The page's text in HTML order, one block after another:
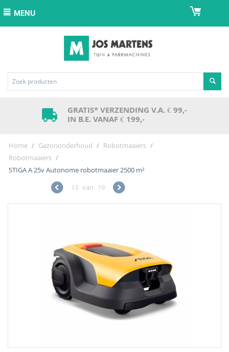
MENU
GRATIS* VERZENDING V.A. € 99,-
IN B.E. VANAF € 199,-
Home / Gazononderhoud / Robotmaaiers /
Robotmaaiers /
STIGA A 25v Autonome robotmaaier 2500 m²
13 van 19